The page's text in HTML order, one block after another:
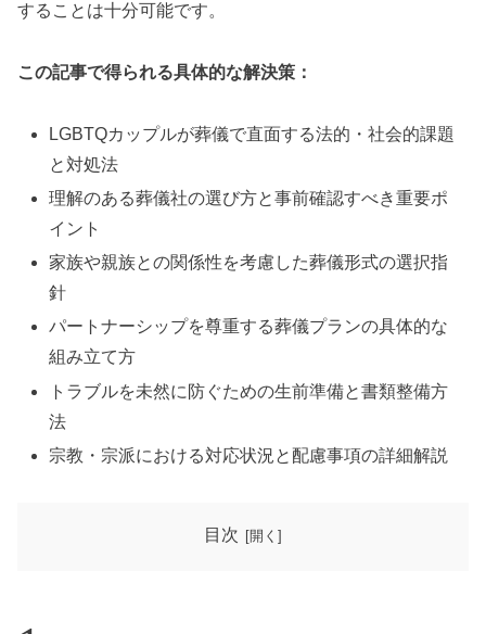
することは十分可能です。
この記事で得られる具体的な解決策：
LGBTQカップルが葬儀で直面する法的・社会的課題
と対処法
理解のある葬儀社の選び方と事前確認すべき重要ポ
イント
家族や親族との関係性を考慮した葬儀形式の選択指
針
パートナーシップを尊重する葬儀プランの具体的な
組み立て方
トラブルを未然に防ぐための生前準備と書類整備方
法
宗教・宗派における対応状況と配慮事項の詳細解説
目次